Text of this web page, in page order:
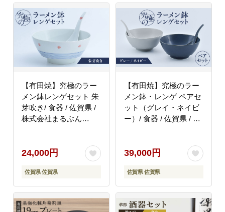
【有田焼】究極のラー
メン鉢レンゲセット 朱
芽吹き/ 食器 / 佐賀県 /
株式会社まるぶん
24,000円
佐賀県 佐賀県
【有田焼】究極のラー
メン鉢・レンゲ ペアセ
ット（グレイ・ネイビ
ー）/ 食器 / 佐賀県 / 株
39,000円
佐賀県 佐賀県